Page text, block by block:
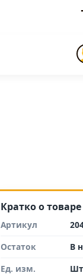
Кратко о товаре
Артикул
Остаток
В
Ед. изм.